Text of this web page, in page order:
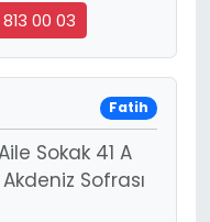
00 03
Fatih
Sokak 41 A
Sofrası